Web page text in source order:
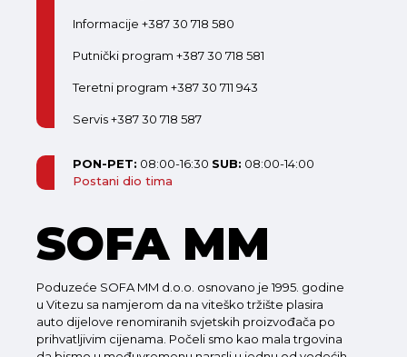
Informacije +387 30 718 580
Putnički program +387 30 718 581
Teretni program +387 30 711 943
Servis +387 30 718 587
PON-PET: 08:00-16:30 SUB: 08:00-14:00
Postani dio tima
SOFA MM
Poduzeće SOFA MM d.o.o. osnovano je 1995. godine
u Vitezu sa namjerom da na viteško tržište plasira
auto dijelove renomiranih svjetskih proizvođača po
prihvatljivim cijenama. Počeli smo kao mala trgovina